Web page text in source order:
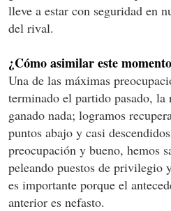
lleve a estar con seguridad en
del rival.
¿Cómo asimilar este
Una de las máximas
terminado el partido pasado, la
ganado nada; logramos
puntos abajo y casi
preocupación y bueno, hemos
peleando puestos de privilegio
es importante porque el
anterior es nefasto.